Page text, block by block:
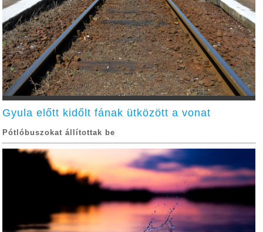
Gyula előtt kidőlt fának ütközött a vonat
Pótlóbuszokat állítottak be